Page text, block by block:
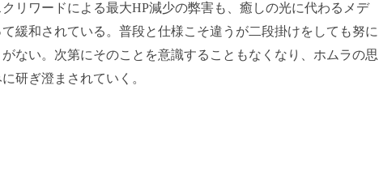
リワードによる最大HP減少の弊害も、癒しの光に代わるメデ
て緩和されている。普段と仕様こそ違うが二段掛けをしても努に
ない。次第にそのことを意識することもなくなり、ホムラの思
研ぎ澄まされていく。